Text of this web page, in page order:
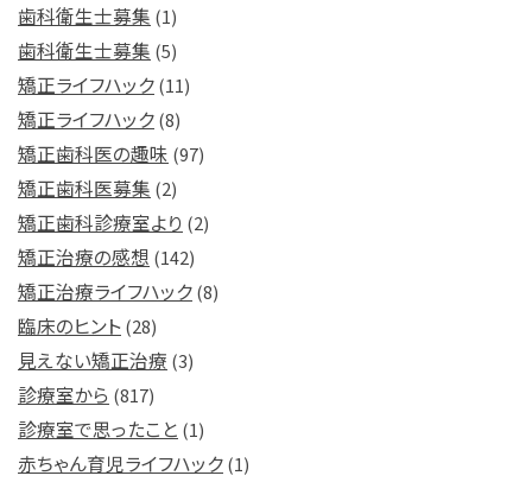
歯科衛生士募集 (1)
歯科衛生士募集 (5)
矯正ライフハック(11)
矯正ライフハック(8)
矯正歯科医の趣味 (97)
矯正歯科医募集 (2)
矯正歯科診療室より (2)
矯正治療の感想 (142)
矯正治療ライフハック(8)
臨床のヒント(28)
見えない矯正治療 (3)
診療室から (817)
診療室で思ったこと (1)
赤ちゃん育児ライフハック(1)